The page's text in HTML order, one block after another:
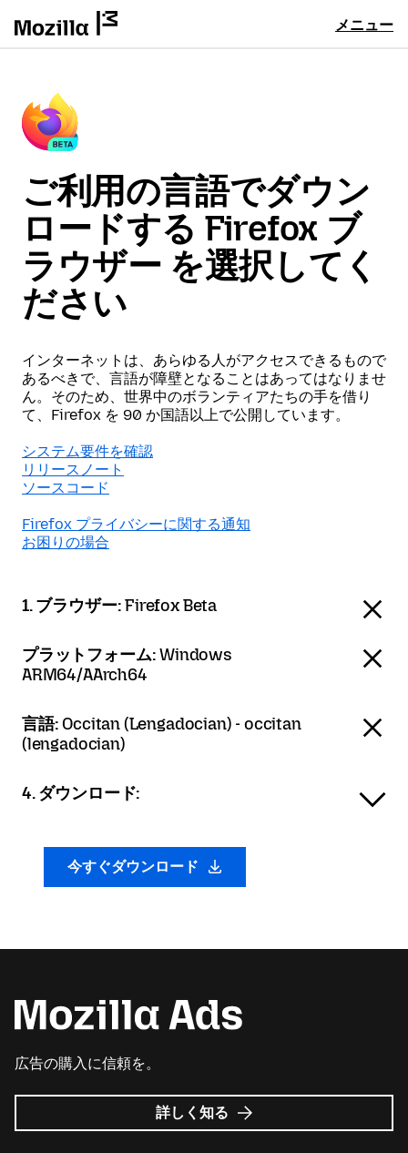
メニュー
ご利用の言語でダウン
ロードする Firefox ブ
ラウザー を選択してく
ださい
インターネットは、あらゆる人がアクセスできるもので
あるべきで、言語が障壁となることはあってはなりませ
ん。そのため、世界中のボランティアたちの手を借り
て、Firefox を 90 か国語以上で公開しています。
システム要件を確認
リリースノート
ソースコード
Firefox プライバシーに関する通知
お困りの場合
1. ブラウザー:Firefox Beta
プラットフォーム:Windows
ARM64/AArch64
言語:Occitan (Lengadocian) - occitan
(lengadocian)
4. ダウンロード:
今すぐダウンロード
広告の購入に信頼を。
Mozilla
広
詳しく知る